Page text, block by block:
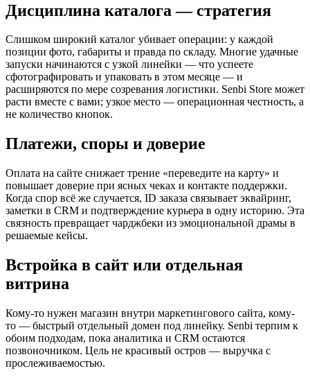
Дисциплина каталога — стратегия
Слишком широкий каталог убивает операции: у каждой
позиции фото, габариты и правда по складу. Многие удачные
запуски начинаются с узкой линейки — что успеете
сфотографировать и упаковать в этом месяце — и
расширяются по мере созревания логистики. Senbi Store может
расти вместе с вами; узкое место — операционная честность, а
не количество кнопок.
Платежи, споры и доверие
Оплата на сайте снижает трение «переведите на карту» и
повышает доверие при ясных чеках и контакте поддержки.
Когда спор всё же случается, ID заказа связывает эквайринг,
заметки в CRM и подтверждение курьера в одну историю. Эта
связность превращает чарджбеки из эмоциональной драмы в
решаемые кейсы.
Встройка в сайт или отдельная
витрина
Кому-то нужен магазин внутри маркетингового сайта, кому-
то — быстрый отдельный домен под линейку. Senbi терпим к
обоим подходам, пока аналитика и CRM остаются
позвоночником. Цель не красивый остров — выручка с
прослеживаемостью.